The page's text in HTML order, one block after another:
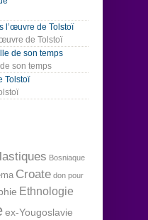
de Tolstoï
son temps
Bosniaque
Croate don pour
Ethnologie
ex-Yougoslavie